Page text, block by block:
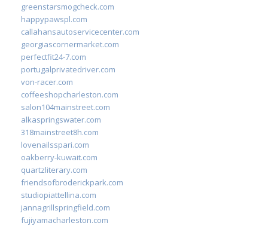
greenstarsmogcheck.com
happypawspl.com
callahansautoservicecenter.com
georgiascornermarket.com
perfectfit24-7.com
portugalprivatedriver.com
von-racer.com
coffeeshopcharleston.com
salon104mainstreet.com
alkaspringswater.com
318mainstreet8h.com
lovenailsspari.com
oakberry-kuwait.com
quartzliterary.com
friendsofbroderickpark.com
studiopiattellina.com
jannagrillspringfield.com
fujiyamacharleston.com